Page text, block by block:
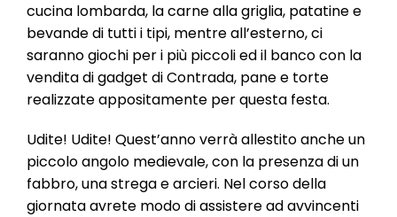
cucina lombarda, la carne alla griglia, patatine e
bevande di tutti i tipi, mentre all’esterno, ci
saranno giochi per i più piccoli ed il banco con la
vendita di gadget di Contrada, pane e torte
realizzate appositamente per questa festa.
Udite! Udite! Quest’anno verrà allestito anche un
piccolo angolo medievale, con la presenza di un
fabbro, una strega e arcieri. Nel corso della
giornata avrete modo di assistere ad avvincenti